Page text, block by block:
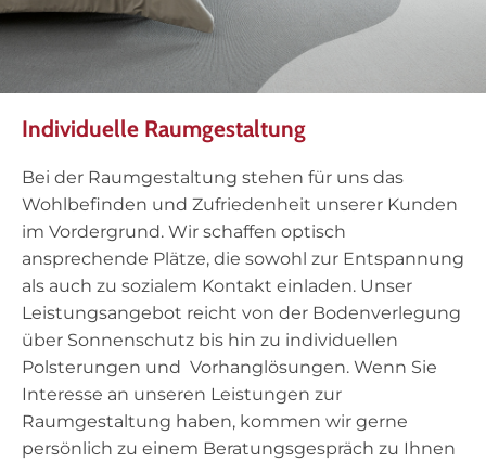
Individuelle Raumgestaltung
Bei der Raumgestaltung stehen für uns das
Wohlbefinden und Zufriedenheit unserer Kunden
im Vordergrund. Wir schaffen optisch
ansprechende Plätze, die sowohl zur Entspannung
als auch zu sozialem Kontakt einladen. Unser
Leistungsangebot reicht von der Bodenverlegung
über Sonnenschutz bis hin zu individuellen
Polsterungen und Vorhanglösungen. Wenn Sie
Interesse an unseren Leistungen zur
Raumgestaltung haben, kommen wir gerne
persönlich zu einem Beratungsgespräch zu Ihnen